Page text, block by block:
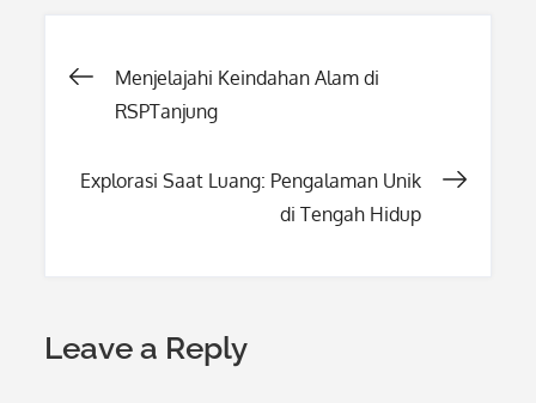
Post
Menjelajahi Keindahan Alam di
RSPTanjung
Explorasi Saat Luang: Pengalaman Unik
di Tengah Hidup
Leave a Reply